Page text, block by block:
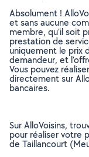
Absolument !
et sans aucune
membre, qu’il soit
prestation de
uniquement le prix
demandeur, et
Vous pouvez
directement sur
bancaires.
Sur AlloVoisins,
pour réaliser votre
de Taillancourt